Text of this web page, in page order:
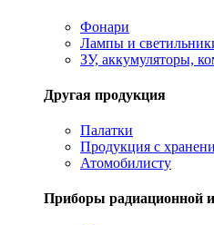
Фонари
Лампы и
ЗУ, аккумуляторы,
Другая продукция
Палатки
Продукция с
Атомобилисту
Приборы радиационной